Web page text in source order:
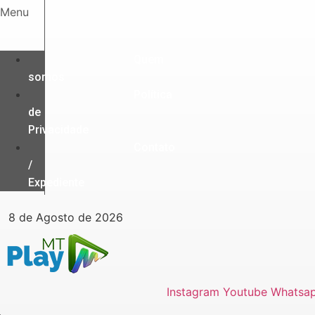
Ir
conteúdo
Menu
somos
de
Privacidade
/
Expediente
8 de Agosto de 2026
Instagram Youtube